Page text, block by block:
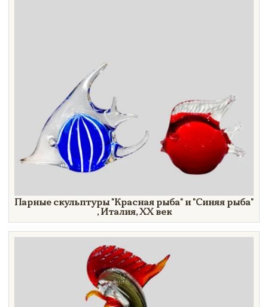
Производитель
Стиль
Нет в наличии
Парные скульптуры"Красная рыба" и"Синяя рыба"
, Италия,XX век